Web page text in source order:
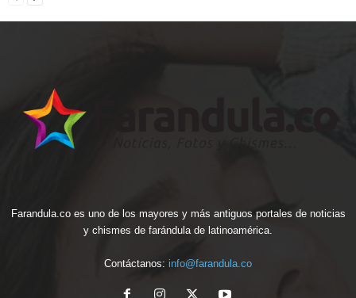
Farandula.co es uno de los mayores y más antiguos portales de noticias
y chismes de farándula de latinoamérica.
Contáctanos: info@farandula.co